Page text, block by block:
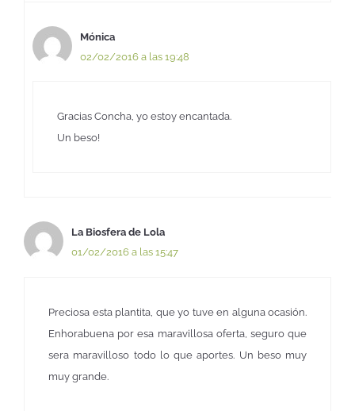
Mónica
02/02/2016 a las 19:48
Gracias Concha, yo estoy encantada.
Un beso!
La Biosfera de Lola
01/02/2016 a las 15:47
Preciosa esta plantita, que yo tuve en alguna ocasión.
Enhorabuena por esa maravillosa oferta, seguro que
sera maravilloso todo lo que aportes. Un beso muy
muy grande.